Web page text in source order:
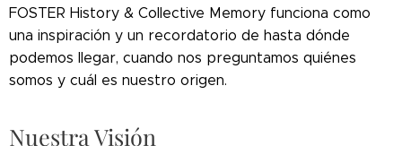
FOSTER History & Collective Memory funciona como
una inspiración y un recordatorio de hasta dónde
podemos llegar, cuando nos preguntamos quiénes
somos y cuál es nuestro origen.
Nuestra Visión